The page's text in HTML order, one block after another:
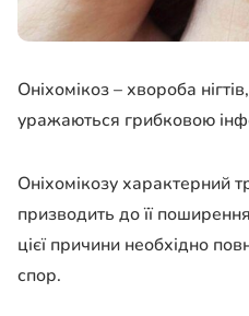
Оніхомікоз – хвороба
уражаються грибковою
Оніхомікозу характерний
призводить до її
цієї причини необхідно
спор.